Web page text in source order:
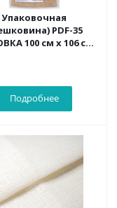
Упаковочная
PDF-35
100 см х 106 см
Подробнее